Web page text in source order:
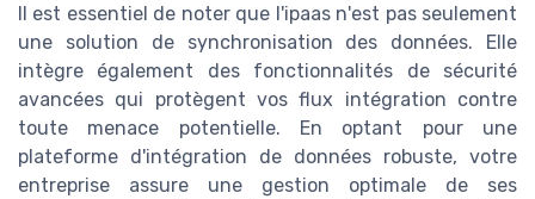
Il est essentiel de noter que l'ipaas n'est pas seulement
une solution de synchronisation des données. Elle
intègre également des fonctionnalités de sécurité
avancées qui protègent vos flux intégration contre
toute menace potentielle. En optant pour une
plateforme d'intégration de données robuste, votre
entreprise assure une gestion optimale de ses